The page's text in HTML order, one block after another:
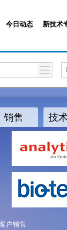
今日动态 新技术
销售 技
户销售